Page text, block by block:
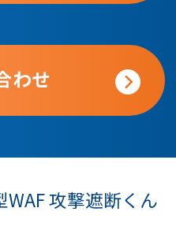
わせ
WAF攻撃遮断くん